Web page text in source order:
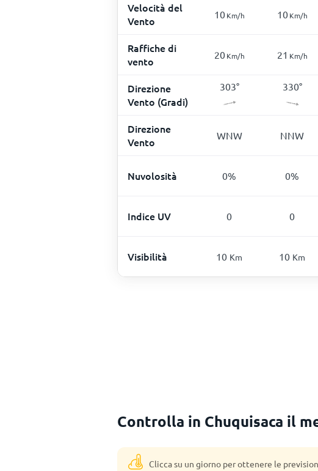
Velocità del
Vento
10 Km/h 10 Km/h
Raffiche di
vento
20 Km/h 21 Km/h
Direzione
Vento (Gradi)
303° 330°
Direzione
Vento
WNW NNW
Nuvolosità 0% 0%
Indice UV 0 0
Visibilità 10 Km 10 Km
Controlla in Chuquisaca il
Clicca su un giorno per ottenere le